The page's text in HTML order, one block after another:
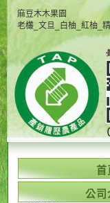
麻豆木木果園
老欉_文旦_白柚_紅柚_
首
公司